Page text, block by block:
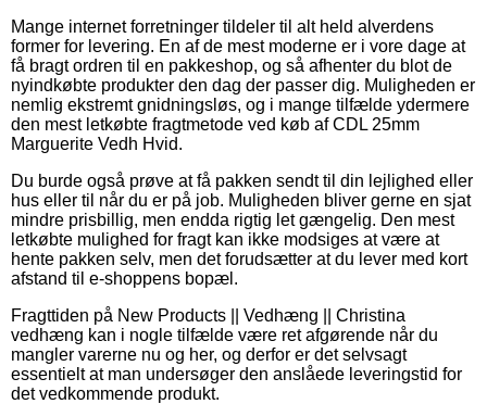
Mange internet forretninger tildeler til alt held alverdens
former for levering. En af de mest moderne er i vore dage at
få bragt ordren til en pakkeshop, og så afhenter du blot de
nyindkøbte produkter den dag der passer dig. Muligheden er
nemlig ekstremt gnidningsløs, og i mange tilfælde ydermere
den mest letkøbte fragtmetode ved køb af CDL 25mm
Marguerite Vedh Hvid.
Du burde også prøve at få pakken sendt til din lejlighed eller
hus eller til når du er på job. Muligheden bliver gerne en sjat
mindre prisbillig, men endda rigtig let gængelig. Den mest
letkøbte mulighed for fragt kan ikke modsiges at være at
hente pakken selv, men det forudsætter at du lever med kort
afstand til e-shoppens bopæl.
Fragttiden på New Products || Vedhæng || Christina
vedhæng kan i nogle tilfælde være ret afgørende når du
mangler varerne nu og her, og derfor er det selvsagt
essentielt at man undersøger den anslåede leveringstid for
det vedkommende produkt.